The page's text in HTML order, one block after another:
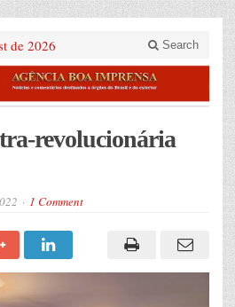
de 2026 Search
revolucionária
1 Comment